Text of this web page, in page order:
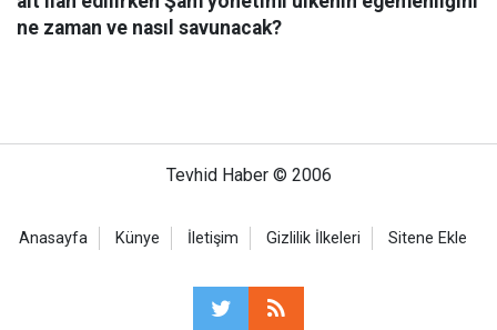
ne zaman ve nasıl savunacak?
Tevhid Haber © 2006
Anasayfa Künye İletişim Gizlilik İlkeleri Sitene Ekle